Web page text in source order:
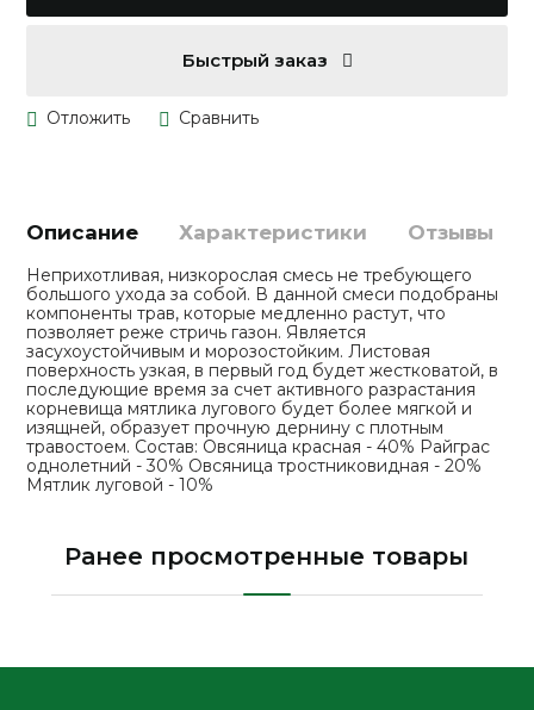
Быстрый заказ
Описание Характеристики Отзывы
Неприхотливая, низкорослая смесь не требующего
большого ухода за собой. В данной смеси подобраны
компоненты трав, которые медленно растут, что
позволяет реже стричь газон. Является
засухоустойчивым и морозостойким. Листовая
поверхность узкая, в первый год будет жестковатой, в
последующие время за счет активного разрастания
корневища мятлика лугового будет более мягкой и
изящней, образует прочную дернину с плотным
травостоем. Состав: Овсяница красная - 40% Райграс
однолетний - 30% Овсяница тростниковидная - 20%
Мятлик луговой - 10%
Ранее просмотренные товары